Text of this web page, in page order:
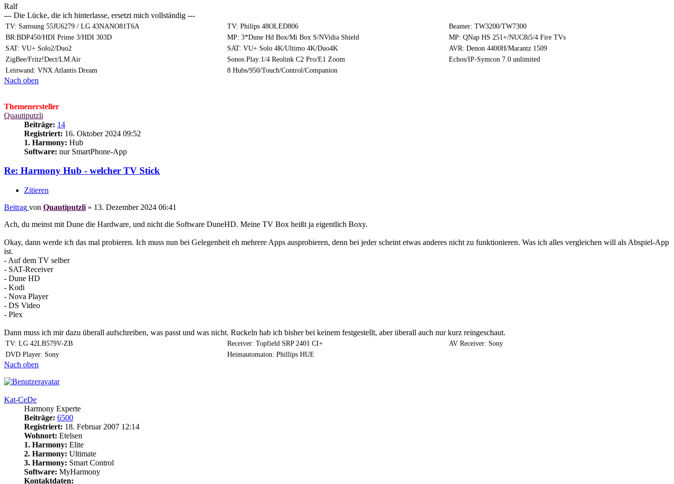
Ralf
--- Die Lücke, die ich hinterlasse, ersetzt mich vollständig ---
TV: Samsung 55JU6279 / LG 43NANO81T6A TV: Philips 48OLED806
Beamer: TW3200/TW7300
BR:BDP450/HDI Prime 3/HDI 303D
MP: 3*Dune Hd Box/Mi Box S/NVidia Shield
MP: QNap HS 251+/NUC8i5/4 Fire TVs
SAT: VU+ Solo2/Duo2
SAT: VU+ Solo 4K/Ultimo 4K/Duo4K
AVR: Denon 4400H/Marantz 1509
ZigBee/Fritz!Dect/LM Air
Sonos Play:1/4 Reolink C2 Pro/E1 Zoom
Echos/IP-Symcon 7.0 unlimited
Leinwand: VNX Atlantis Dream
8 Hubs/950/Touch/Control/Companion
Nach oben
Themenersteller
Quautiputzli
Beiträge: 14
Registriert: 16. Oktober 2024 09:52
1. Harmony: Hub
Software: nur SmartPhone-App
Re: Harmony Hub - welcher TV Stick
Zitieren
Beitrag von Quautiputzli » 13. Dezember 2024 06:41
Ach, du meinst mit Dune die Hardware, und nicht die Software DuneHD. Meine TV Box heißt ja eigentlich Boxy.
Okay, dann werde ich das mal probieren. Ich muss nun bei Gelegenheit eh mehrere Apps ausprobieren, denn bei jeder scheint etwas anderes nicht zu funktionieren. Was ich alles vergleichen will als Abspiel-App
ist.
- Auf dem TV selber
- SAT-Receiver
- Dune HD
- Kodi
- Nova Player
- DS Video
- Plex
Dann muss ich mir dazu überall aufschreiben, was passt und was nicht. Ruckeln hab ich bisher bei keinem festgestellt, aber überall auch nur kurz reingeschaut.
TV: LG 42LB579V-ZB Receiver: Topfield SRP 2401 CI+
AV Receiver: Sony
DVD Player: Sony
Heimautomaion: Phillips HUE
Nach oben
Kat-CeDe
Harmony Experte
Beiträge: 6500
Registriert: 18. Februar 2007 12:14
Wohnort: Etelsen
1. Harmony: Elite
2. Harmony: Ultimate
3. Harmony: Smart Control
Software: MyHarmony
Kontaktdaten: